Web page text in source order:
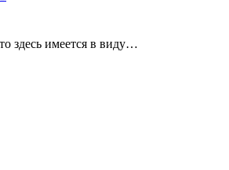
здесь имеется в виду…